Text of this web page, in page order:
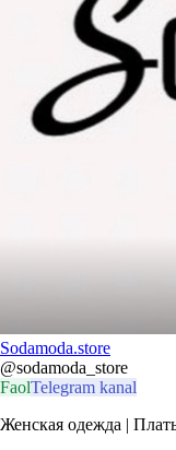
Sodamoda.store
@sodamoda_store
FaolTelegram kanal
Женская одежда |